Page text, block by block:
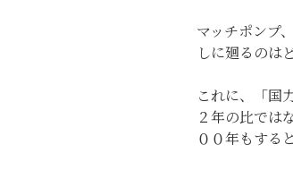
マッチポンプ
しに廻るのは
これに、「国
２年の比では
００年もする